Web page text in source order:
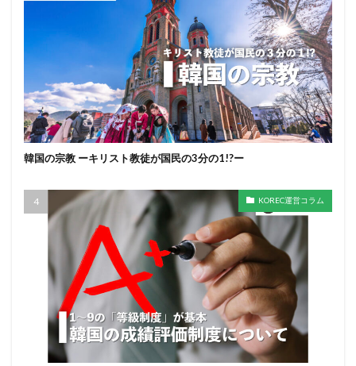
韓国の宗教 ーキリスト教徒が国民の3分の1!?ー
KOREC運営コラム